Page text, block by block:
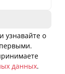
узнавайте о
данных.